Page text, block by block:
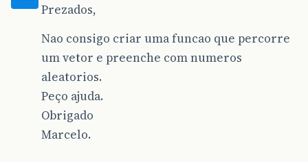
Prezados,
Nao consigo criar uma funcao que percorre
um vetor e preenche com numeros
aleatorios.
Peço ajuda.
Obrigado
Marcelo.